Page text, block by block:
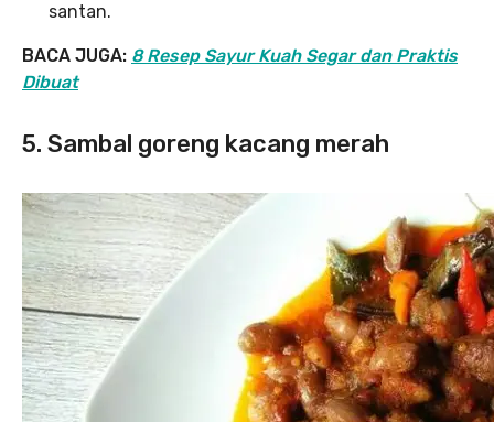
santan.
BACA JUGA: 8 Resep Sayur Kuah Segar dan Praktis
Dibuat
5. Sambal goreng kacang merah